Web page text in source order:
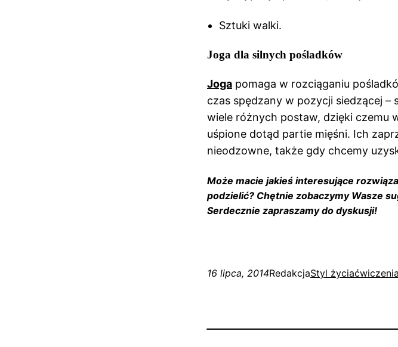
Sztuki walki.
Joga dla silnych pośladków
Joga pomaga w rozciąganiu
czas spędzany w pozycji siedzącej –
wiele różnych postaw, dzięki czemu
uśpione dotąd partie mięśni. Ich
nieodzowne, także gdy chcemy
Może macie jakieś interesujące
podzielić? Chętnie zobaczymy Wasze
Serdecznie zapraszamy do dyskusji!
16 lipca, 2014RedakcjaStyl życiaćwiczenia